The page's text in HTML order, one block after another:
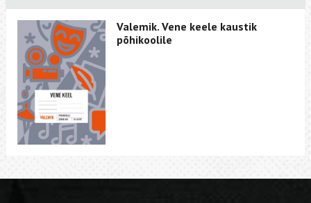
Valemik. Vene keele kaustik
põhikoolile